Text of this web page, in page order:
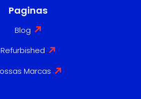
Paginas
Blog
Refurbished
Marcas